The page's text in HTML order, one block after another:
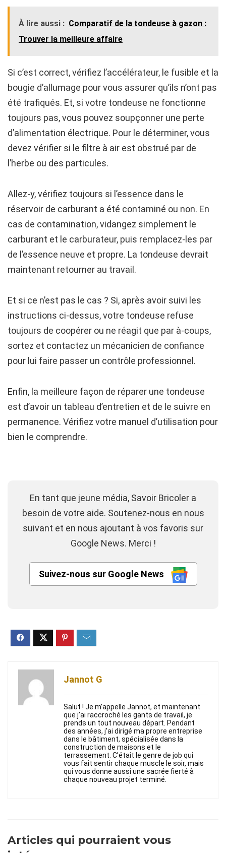
À lire aussi : Comparatif de la tondeuse à gazon :
Trouver la meilleure affaire
Si c’est correct, vérifiez l’accélérateur, le fusible et la
bougie d’allumage pour vous assurer qu’ils n’ont pas
été trafiqués. Et, si votre tondeuse ne fonctionne
toujours pas, vous pouvez soupçonner une perte
d’alimentation électrique. Pour le déterminer, vous
devez vérifier si le filtre à air est obstrué par de
l’herbe ou des particules.
Allez-y, vérifiez toujours si l’essence dans le
réservoir de carburant a été contaminé ou non. En
cas de contamination, vidangez simplement le
carburant et le carburateur, puis remplacez-les par
de l’essence neuve et propre. La tondeuse devrait
maintenant retourner au travail.
Et si ce n’est pas le cas ? Si, après avoir suivi les
instructions ci-dessus, votre tondeuse refuse
toujours de coopérer ou ne réagit que par à-coups,
sortez et contactez un mécanicien de confiance
pour lui faire passer un contrôle professionnel.
Enfin, la meilleure façon de réparer une tondeuse
est d’avoir un tableau d’entretien et de le suivre en
permanence. Vérifiez votre manuel d’utilisation pour
bien le comprendre.
En tant que jeune média, Savoir Bricoler a
besoin de votre aide. Soutenez-nous en nous
suivant et en nous ajoutant à vos favoris sur
Google News. Merci !
Suivez-nous sur Google News
Jannot G
Salut ! Je m’appelle Jannot, et maintenant
que j’ai raccroché les gants de travail, je
prends un tout nouveau départ. Pendant
des années, j’ai dirigé ma propre entreprise
dans le bâtiment, spécialisée dans la
construction de maisons et le
terrassement. C’était le genre de job qui
vous fait sentir chaque muscle le soir, mais
qui vous donne aussi une sacrée fierté à
chaque nouveau projet terminé.
Articles qui pourraient vous